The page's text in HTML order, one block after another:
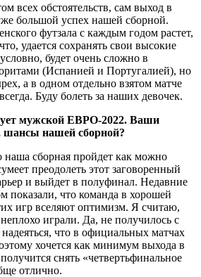
всех обстоятельств, сам выход в
большой успех нашей сборной.
футзала с каждым годом растет,
удается сохранять свои высокие
будет очень сложно в
(Испанией и Португалией), но
а в одном отдельно взятом матче
Буду болеть за наших девочек.
мужской ЕВРО-2022. Ваши
нашей сборной?
наша сборная пройдет как можно
преодолеть этот заговоренный
и выйдет в полуфинал. Недавние
показали, что команда в хорошей
игр вселяют оптимизм. Я считаю,
играли. Да, не получилось с
что в официальных матчах
хочется как минимум выхода в
снять «четвертьфинальное
отлично.